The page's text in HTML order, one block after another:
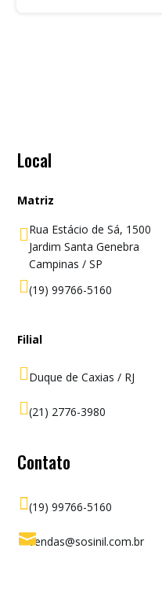
Local
Matriz
Rua Estácio de Sá, 1500
Jardim Santa Genebra
Campinas / SP
(19) 99766-5160
Filial
Duque de Caxias / RJ
(21) 2776-3980
Contato
(19) 99766-5160
vendas@sosinil.com.br